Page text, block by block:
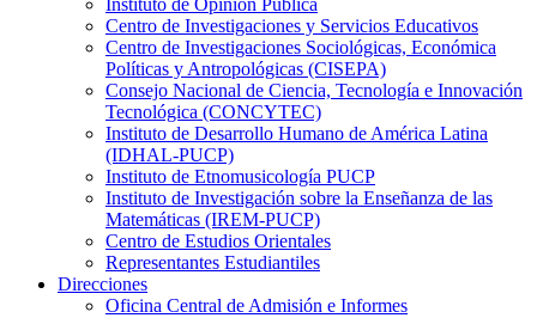
Instituto de Opinión Pública
Centro de Investigaciones y Servicios Educativos
Centro de Investigaciones Sociológicas, Económica
Políticas y Antropológicas (CISEPA)
Consejo Nacional de Ciencia, Tecnología e Innovación
Tecnológica (CONCYTEC)
Instituto de Desarrollo Humano de América Latina
(IDHAL-PUCP)
Instituto de Etnomusicología PUCP
Instituto de Investigación sobre la Enseñanza de las
Matemáticas (IREM-PUCP)
Centro de Estudios Orientales
Representantes Estudiantiles
Direcciones
Oficina Central de Admisión e Informes